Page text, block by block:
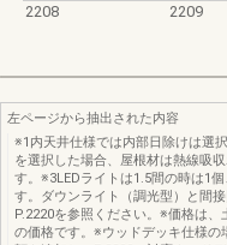
2208 2209
左ページから抽出された内容
※1内天井仕様では内部日除けは選
を選択した場合、屋根材は熱線吸
す。※3LEDライトは1.5間の時は1
す。ダウンライト（調光型）と間
P.2220を参照ください。※価格は、
の価格です。※ウッドデッキ仕様の